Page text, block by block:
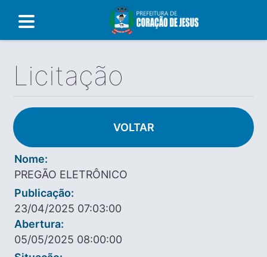
Licitação
VOLTAR
Nome:
PREGÃO ELETRÔNICO
Publicação:
23/04/2025 07:03:00
Abertura:
05/05/2025 08:00:00